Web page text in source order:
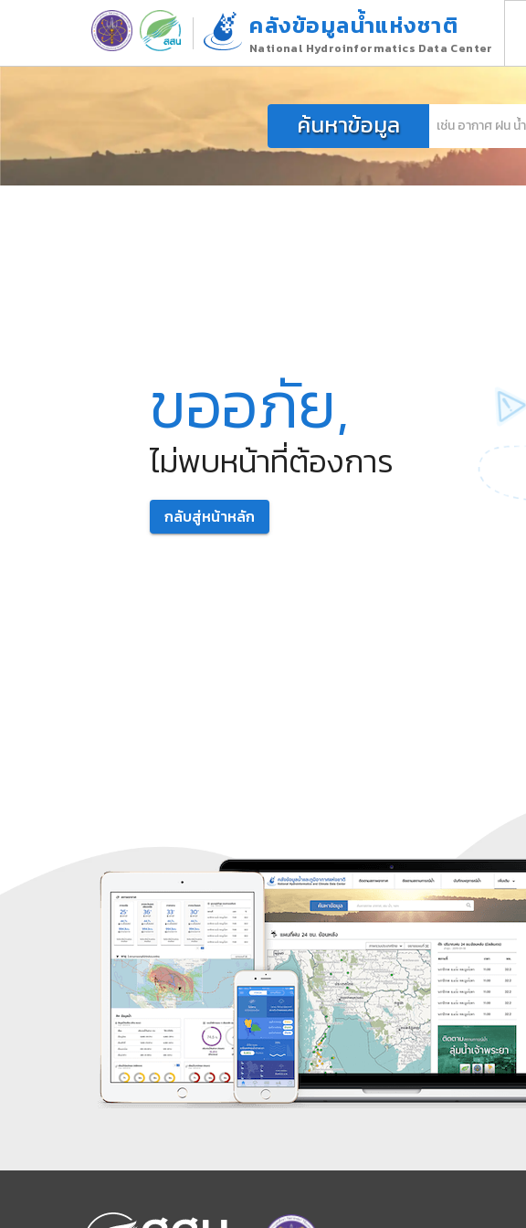
คลังข้อมูลน้ำแห่งชาติ
National Hydroinformatics Data Center
ค้นหาข้อมูล
ขออภัย,
ไม่พบหน้าที่ต้องการ
กลับสู่หน้าหลัก